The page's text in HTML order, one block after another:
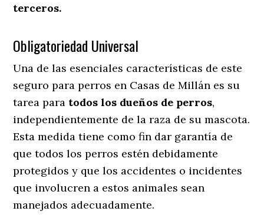
terceros.
Obligatoriedad Universal
Una de las esenciales características de este
seguro para perros en Casas de Millán es su
tarea para todos los dueños de perros,
independientemente de la raza de su mascota.
Esta medida tiene como fin dar garantía de
que todos los perros estén debidamente
protegidos y que los accidentes o incidentes
que involucren a estos animales sean
manejados adecuadamente.